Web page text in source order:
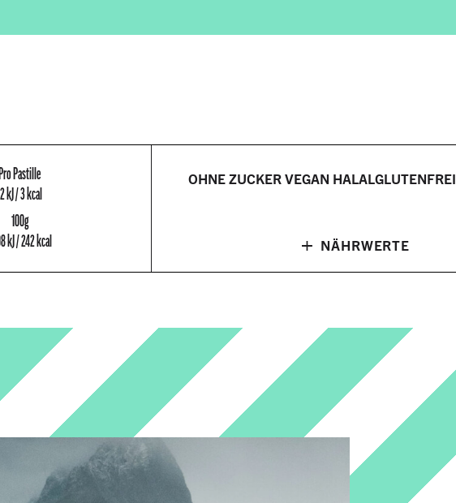
Pro Pastille
kJ / 3 kcal
100g
kJ / 242 kcal
OHNE ZUCKERVEGAN HALALGLUTENFREI
+ NÄHRWERTE